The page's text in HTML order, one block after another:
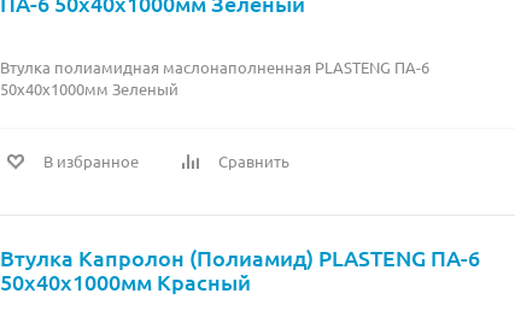
Втулка полиамидная маслонаполненная PLASTENG ПА-6
50х40х1000мм Зеленый
В избранное Сравнить
Втулка Капролон (Полиамид) PLASTENG ПА-6
50х40х1000мм Красный